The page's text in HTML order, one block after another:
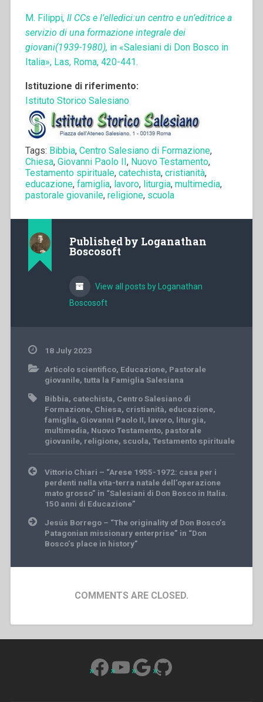
M. Filippi, Il CCs e l’elledici:un centro e un’editrice a
servizio di una formazione integrale dei
giovani(1939-1980), in «Salesiani di Don Bosco in
Italia», Las, Roma, 420-441.
Istituzione di riferimento:
Istituto Storico Salesiano
Tags: Bibbia, Centro Salesiano di Formazione,
Chiesa, Giovanni Paolo II, Nuovo Testamento,
Testamento spirituale, catechista, cristianità,
educazione, famiglia, lavoro, liturgia, multimedia,
pastorale giovanile, religione, scuola
Published by Loganathan
Boscosoft
View all posts by Loganathan
Boscosoft
18 July 2023
Articolo scientifico, Educazione, Pastorale
giovanile, tutta la Famiglia Salesiana
Bibbia, catechista, Centro Salesiano di
Formazione, Chiesa, cristianità, educazione,
famiglia, Giovanni Paolo II, lavoro, liturgia,
multimedia, Nuovo Testamento, pastorale
giovanile, religione, scuola, Testamento spirituale
Post
navigation
Vittorio Chiari – “Arese 1955-1972: casa per i
perdenti nella vita-terra natale dell’operazione
mato grosso” in “Salesiani di Don Bosco in Italia.
150 anni di Educazione”
Jesús Borrego – “The originality of Don Bosco’s
Patagonian missionary enterprise” in “Don
Bosco’s place in history”
COMMENTS ARE CLOSED.
Facebook
YouTube
Google
GitHub